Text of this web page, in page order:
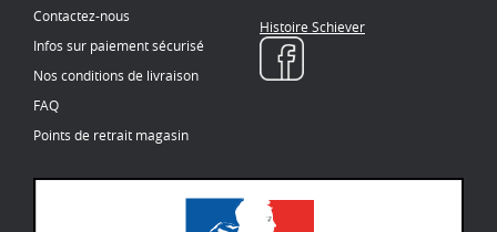
Contactez-nous
Infos sur paiement sécurisé
Nos conditions de livraison
FAQ
Points de retrait magasin
Histoire Schiever